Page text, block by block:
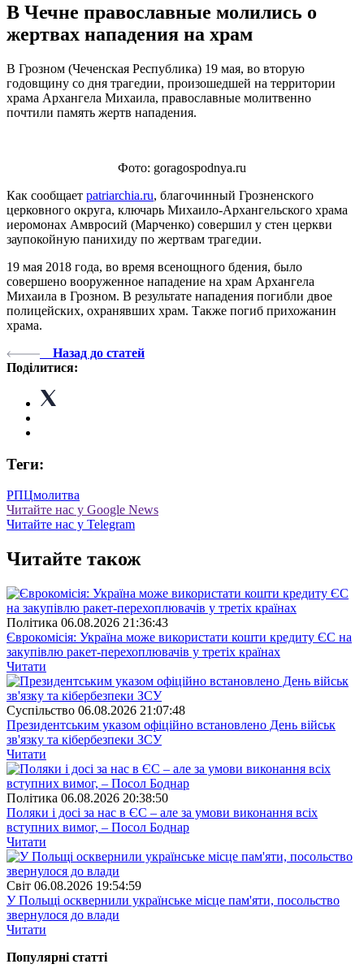
В Чечне православные молились о
жертвах нападения на храм
В Грозном (Чеченская Республика) 19 мая, во вторую
годовщину со дня трагедии, произошедшей на территории
храма Архангела Михаила, православные молитвенно
почтили память жертв нападения.
Фото: goragospodnya.ru
Как сообщает patriarchia.ru, благочинный Грозненского
церковного округа, ключарь Михаило-Архангельского храма
иеромонах Амвросий (Марченко) совершил у стен церкви
заупокойную панихиду по жертвам трагедии.
19 мая 2018 года, во время всенощного бдения, было
совершено вооруженное нападение на храм Архангела
Михаила в Грозном. В результате нападения погибли двое
полицейских, охранявших храм. Также погиб прихожанин
храма.
Назад до статей
Поділитися:
Теги:
РПЦмолитва
Читайте нас у Google News
Читайте нас у Telegram
Читайте також
Полiтика 06.08.2026 21:36:43
Єврокомісія: Україна може використати кошти кредиту ЄС на
закупівлю ракет-перехоплювачів у третіх країнах
Читати
Суспiльство 06.08.2026 21:07:48
Президентським указом офіційно встановлено День військ
зв'язку та кібербезпеки ЗСУ
Читати
Полiтика 06.08.2026 20:38:50
Поляки і досі за нас в ЄС – але за умови виконання всіх
вступних вимог, – Посол Боднар
Читати
Свiт 06.08.2026 19:54:59
У Польщі осквернили українське місце пам'яти, посольство
звернулося до влади
Читати
Популярнi статтi